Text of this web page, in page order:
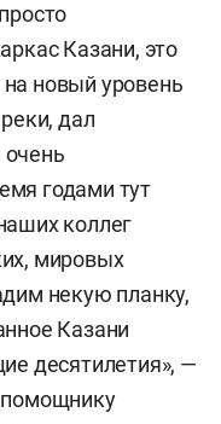
Казани, это
новый уровень
дал
годами тут
коллег
мировых
некую планку,
Казани
десятилетия», —
помощнику